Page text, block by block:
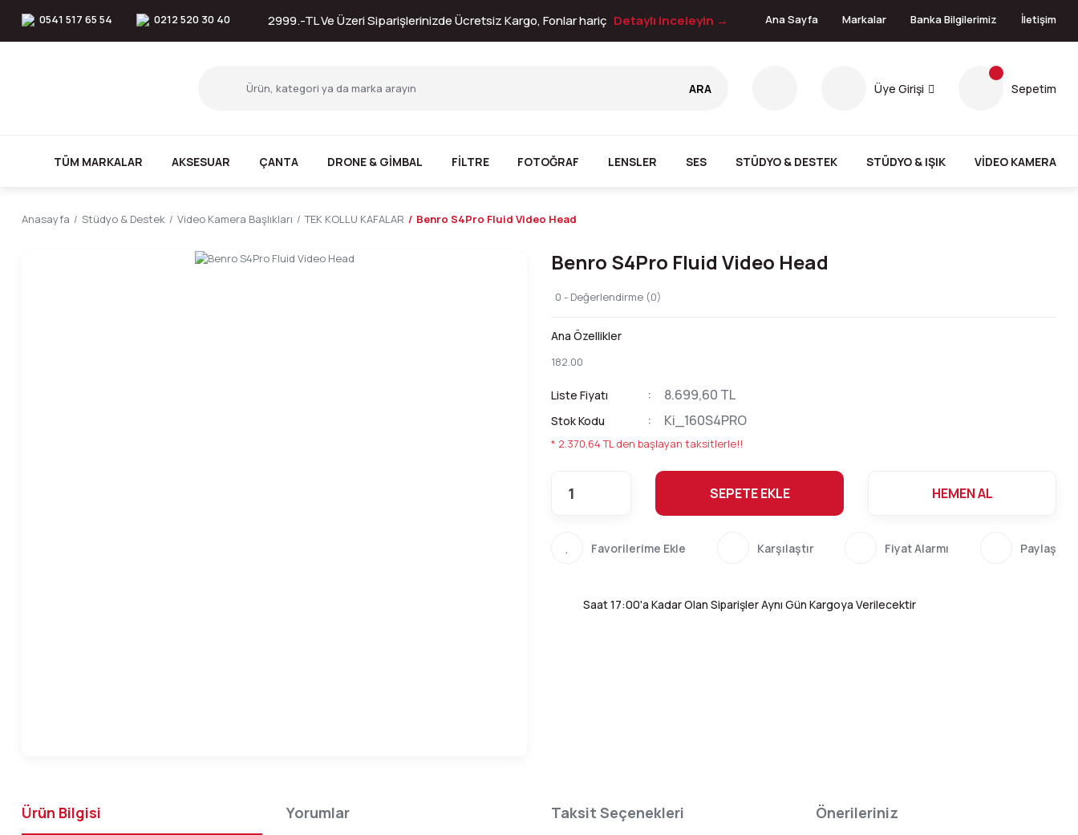
0541 517 65 54 0212 520 30 40 2999.-TL Ve Üzeri Siparişlerinizde Ücretsiz Kargo, Fonlar hariç Detaylı inceleyin → Ana Sayfa Markalar Banka Bilgilerimiz İletişim
ARA Üye Girişi Sepetim
TÜM MARKALAR AKSESUAR ÇANTA DRONE & GİMBAL FİLTRE FOTOĞRAF LENSLER SES STÜDYO & DESTEK STÜDYO & IŞIK VİDEO KAMERA
Anasayfa Stüdyo & Destek Video Kamera Başlıkları TEK KOLLU KAFALAR Benro S4Pro Fluid Video Head
Benro S4Pro Fluid Video Head
0 - Değerlendirme (0)
Ana Özellikler
182.00
Liste Fiyatı 8.699,60 TL
Stok Kodu Ki_160S4PRO
* 2.370,64 TL den başlayan taksitlerle!!
SEPETE EKLE HEMEN AL
Karşılaştır Fiyat Alarmı Paylaş
Saat 17:00'a Kadar Olan Siparişler Aynı Gün Kargoya Verilecektir
Ürün Bilgisi Yorumlar Taksit Seçenekleri Önerileriniz